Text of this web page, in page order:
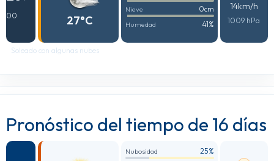
00
27°C
Nieve 0cm
Humedad 41%
14km/h
1009 hPa
Soleado con algunas nubes
Pronóstico del tiempo de 16 días
Nubosidad 25%